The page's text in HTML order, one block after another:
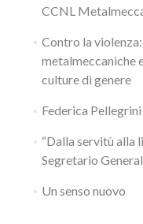
CCNL
Contro la
metalmeccaniche
culture di genere
Federica Pellegrini
“Dalla servitù alla
Segretario
Un senso nuovo